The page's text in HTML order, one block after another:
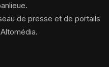
de presse et de portails